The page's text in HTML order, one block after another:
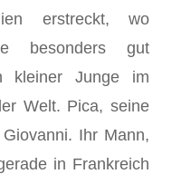
erstreckt, wo
besonders gut
kleiner Junge im
Welt. Pica, seine
Ihr Mann,
in Frankreich